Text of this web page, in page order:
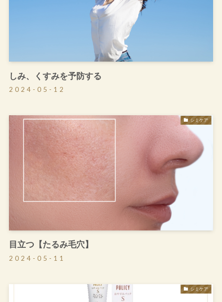
しみ、くすみを予防する
2024-05-12
シミケア
目立つ【たるみ毛穴】
2024-05-11
シミケア